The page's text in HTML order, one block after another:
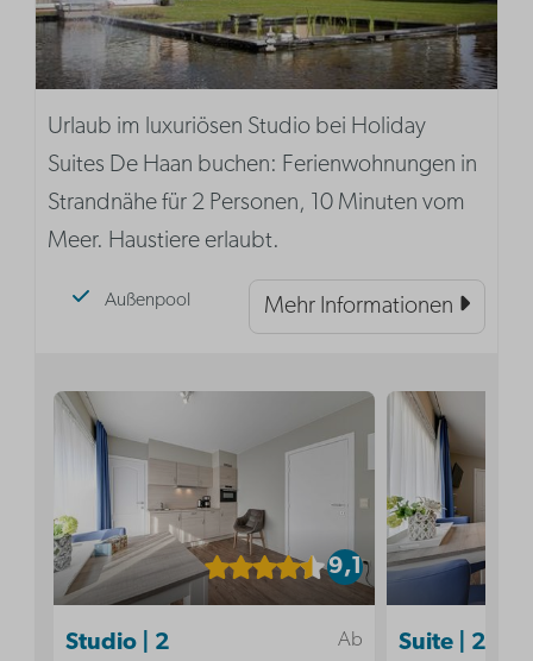
Urlaub im luxuriösen Studio bei Holiday
Suites De Haan buchen: Ferienwohnungen in
Strandnähe für 2 Personen, 10 Minuten vom
Meer. Haustiere erlaubt.
Außenpool Mehr Informationen
9,1
Ab
Studio | 2
Suite | 2